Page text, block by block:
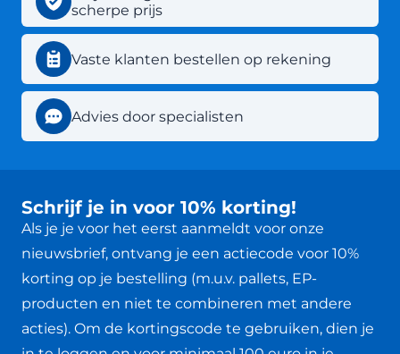
scherpe prijs
Vaste klanten bestellen op rekening
Advies door specialisten
Schrijf je in voor 10% korting!
Als je je voor het eerst aanmeldt voor onze
nieuwsbrief, ontvang je een actiecode voor 10%
korting op je bestelling (m.u.v. pallets, EP-
producten en niet te combineren met andere
acties). Om de kortingscode te gebruiken, dien je